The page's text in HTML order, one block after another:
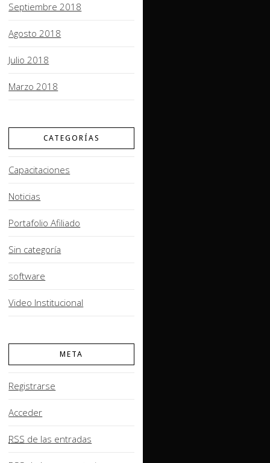
Septiembre 2018
Agosto 2018
Julio 2018
Marzo 2018
CATEGORÍAS
Capacitaciones
Noticias
Portafolio Afiliado
Sin categoría
software
Video Institucional
META
Registrarse
Acceder
RSS de las entradas